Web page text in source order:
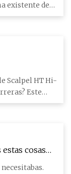
existente de
Scalpel HT Hi-
Este
cosas